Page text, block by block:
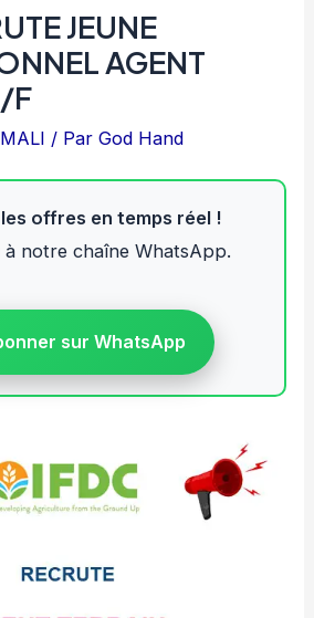
JEUNE
AGENT
F
MALI / ParGod Hand
offres en temps réel !
notre chaîne WhatsApp.
sur WhatsApp